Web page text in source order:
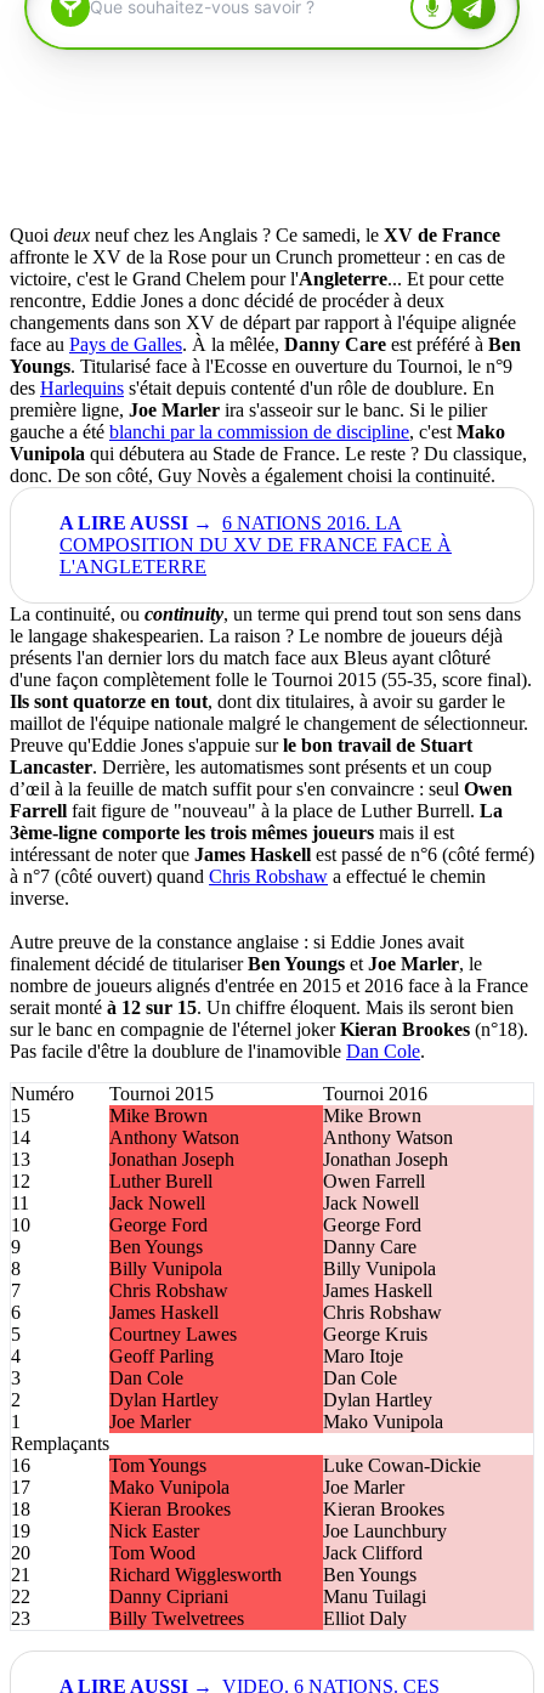
Quoi deux neuf chez les Anglais ? Ce samedi, le XV de France
affronte le XV de la Rose pour un Crunch prometteur : en cas de
victoire, c'est le Grand Chelem pour l'Angleterre... Et pour cette
rencontre, Eddie Jones a donc décidé de procéder à deux
changements dans son XV de départ par rapport à l'équipe alignée
face au Pays de Galles. À la mêlée, Danny Care est préféré à Ben
Youngs. Titularisé face à l'Ecosse en ouverture du Tournoi, le n°9
des Harlequins s'était depuis contenté d'un rôle de doublure. En
première ligne, Joe Marler ira s'asseoir sur le banc. Si le pilier
gauche a été blanchi par la commission de discipline, c'est Mako
Vunipola qui débutera au Stade de France. Le reste ? Du classique,
donc. De son côté, Guy Novès a également choisi la continuité.
6 NATIONS 2016. LA
COMPOSITION DU XV DE FRANCE FACE À
L'ANGLETERRE
La continuité, ou continuity, un terme qui prend tout son sens dans
le langage shakespearien. La raison ? Le nombre de joueurs déjà
présents l'an dernier lors du match face aux Bleus ayant clôturé
d'une façon complètement folle le Tournoi 2015 (55-35, score final).
Ils sont quatorze en tout, dont dix titulaires, à avoir su garder le
maillot de l'équipe nationale malgré le changement de sélectionneur.
Preuve qu'Eddie Jones s'appuie surle bon travail de Stuart
Lancaster. Derrière, les automatismes sont présents et un coup
d’œil à la feuille de match suffit pour s'en convaincre : seul Owen
Farrell fait figure de "nouveau" à la place de Luther Burrell. La
3ème-ligne comporte les trois mêmes joueurs mais il est
intéressant de noter que James Haskell est passé de n°6 (côté fermé)
à n°7 (côté ouvert) quand Chris Robshaw a effectué le chemin
inverse.
Autre preuve de la constance anglaise : si Eddie Jones avait
finalement décidé de titulariserBen Youngs et Joe Marler, le
nombre de joueurs alignés d'entrée en 2015 et 2016 face à la France
serait monté à 12 sur 15. Un chiffre éloquent. Mais ils seront bien
sur le banc en compagnie de l'éternel jokerKieran Brookes (n°18).
Pas facile d'être la doublure de l'inamovible Dan Cole.
Numéro Tournoi 2015
Tournoi 2016
15
Mike Brown
Mike Brown
14
Anthony Watson
Anthony Watson
13
Jonathan Joseph
Jonathan Joseph
12
Luther Burell
Owen Farrell
11
Jack Nowell
Jack Nowell
10
George Ford
George Ford
9
Ben Youngs
Danny Care
8
Billy Vunipola
Billy Vunipola
7
Chris Robshaw
James Haskell
6
James Haskell
Chris Robshaw
5
Courtney Lawes
George Kruis
4
Geoff Parling
Maro Itoje
3
Dan Cole
Dan Cole
2
Dylan Hartley
Dylan Hartley
1
Joe Marler
Mako Vunipola
Remplaçants
16
Tom Youngs
Luke Cowan-Dickie
17
Mako Vunipola
Joe Marler
18
Kieran Brookes
Kieran Brookes
19
Nick Easter
Joe Launchbury
20
Tom Wood
Jack Clifford
21
Richard Wigglesworth
Ben Youngs
22
Danny Cipriani
Manu Tuilagi
23
Billy Twelvetrees Elliot Daly
VIDEO. 6 NATIONS. CES